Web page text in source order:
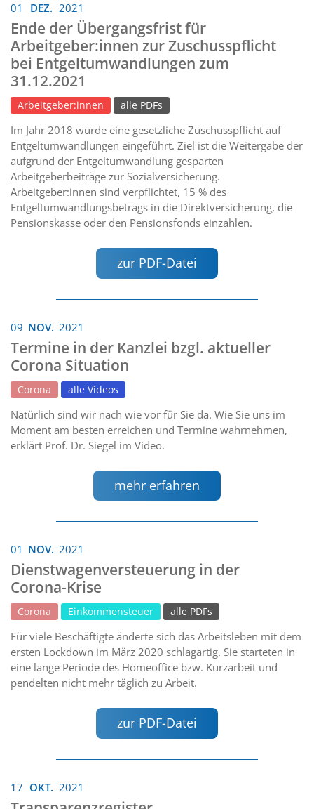
01 DEZ. 2021
Ende der Übergangsfrist für
Arbeitgeber:innen zur Zuschusspflicht
bei Entgeltumwandlungen zum
31.12.2021
Arbeitgeber:innen alle PDFs
Im Jahr 2018 wurde eine gesetzliche Zuschusspflicht auf
Entgeltumwandlungen eingeführt. Ziel ist die Weitergabe der
aufgrund der Entgeltumwandlung gesparten
Arbeitgeberbeiträge zur Sozialversicherung.
Arbeitgeber:innen sind verpflichtet, 15 % des
Entgeltumwandlungsbetrags in die Direktversicherung, die
Pensionskasse oder den Pensionsfonds einzahlen.
zur PDF-Datei
09 NOV. 2021
Termine in der Kanzlei bzgl. aktueller
Corona Situation
Corona alle Videos
Natürlich sind wir nach wie vor für Sie da. Wie Sie uns im
Moment am besten erreichen und Termine wahrnehmen,
erklärt Prof. Dr. Siegel im Video.
mehr erfahren
01 NOV. 2021
Dienstwagenversteuerung in der
Corona-Krise
Corona Einkommensteuer alle PDFs
Für viele Beschäftigte änderte sich das Arbeitsleben mit dem
ersten Lockdown im März 2020 schlagartig. Sie starteten in
eine lange Periode des Homeoffice bzw. Kurzarbeit und
pendelten nicht mehr täglich zu Arbeit.
zur PDF-Datei
17 OKT. 2021